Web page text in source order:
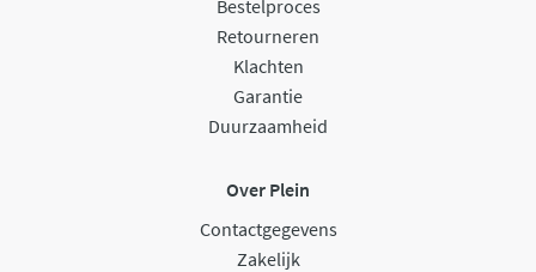
Bestelproces
Retourneren
Klachten
Garantie
Duurzaamheid
Over Plein
Contactgegevens
Zakelijk